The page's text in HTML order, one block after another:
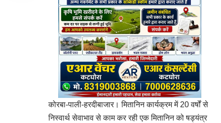
कोरबा-पाली-हरदीबाजार। मितानिन कार्यक्रम में 20 वर्षों से
निस्वार्थ सेवाभाव से काम कर रही एक मितानिन को षड्यंत्र